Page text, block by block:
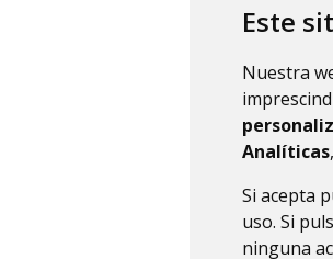
Este
Nuestra
Analíticas
Si acepta
uso. Si
ninguna